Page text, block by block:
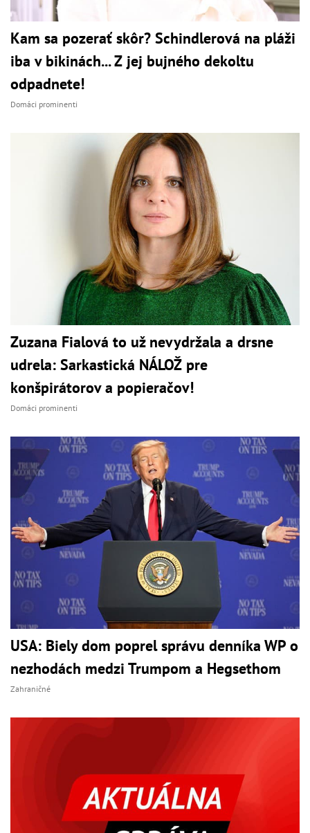
Kam sa pozerať skôr? Schindlerová na pláži
iba v bikinách... Z jej bujného dekoltu
odpadnete!
Domáci prominenti
Zuzana Fialová to už nevydržala a drsne
udrela: Sarkastická NÁLOŽ pre
konšpirátorov a popieračov!
Domáci prominenti
USA: Biely dom poprel správu denníka WP o
nezhodách medzi Trumpom a Hegsethom
Zahraničné